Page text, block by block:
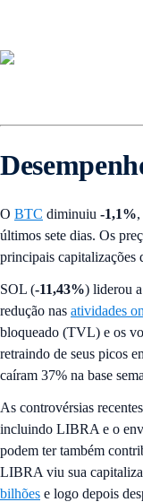
O BTC diminuiu -1,1%,
últimos sete dias. Os
principais capitalizações
SOL (-11,43%) liderou
redução nas atividades
bloqueado (TVL) e os
retraindo de seus picos
caíram 37% na base
As controvérsias
incluindo LIBRA e o
podem ter também
LIBRA viu sua
bilhões e logo depois